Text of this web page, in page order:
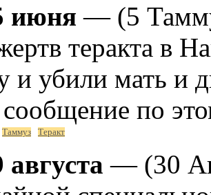
июня — (5
теракта в
и убили мать и
сообщение по
Таммуз Теракт
августа — (30